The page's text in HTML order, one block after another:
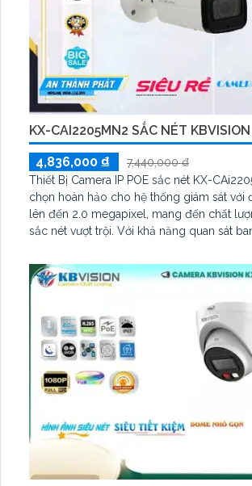
KX-CAI2205MN2 SẮC NÉT KBVISION
4,836,000 ₫
7,440,000 ₫
Thiết Bị Camera IP POE sắc nét KX-
chọn hoàn hảo cho hệ thống giám sát với
lên đến 2.0 megapixel, mang đến chất
sắc nét vượt trội. Với khả năng quan sát ban đêm thông
được trang bị công nghệ IP POE đảm
chất lượng truyền tải dữ liệu